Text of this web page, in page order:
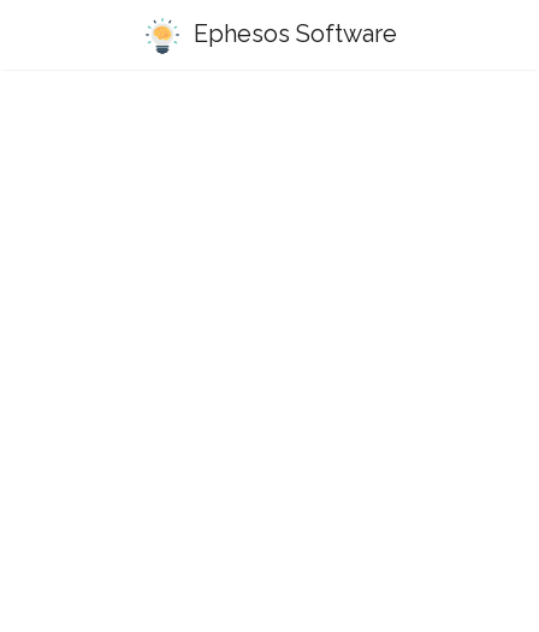
Ephesos Software